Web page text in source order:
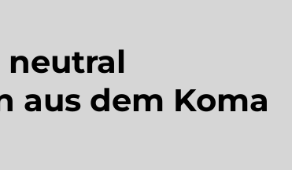
neutral
aus dem Koma